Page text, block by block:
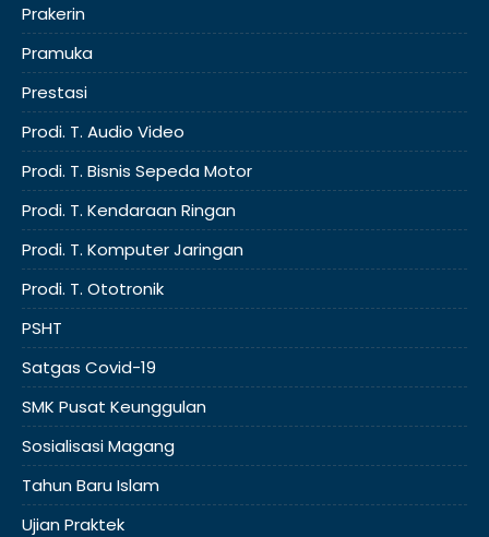
Prakerin
Pramuka
Prestasi
Prodi. T. Audio Video
Prodi. T. Bisnis Sepeda Motor
Prodi. T. Kendaraan Ringan
Prodi. T. Komputer Jaringan
Prodi. T. Ototronik
PSHT
Satgas Covid-19
SMK Pusat Keunggulan
Sosialisasi Magang
Tahun Baru Islam
Ujian Praktek